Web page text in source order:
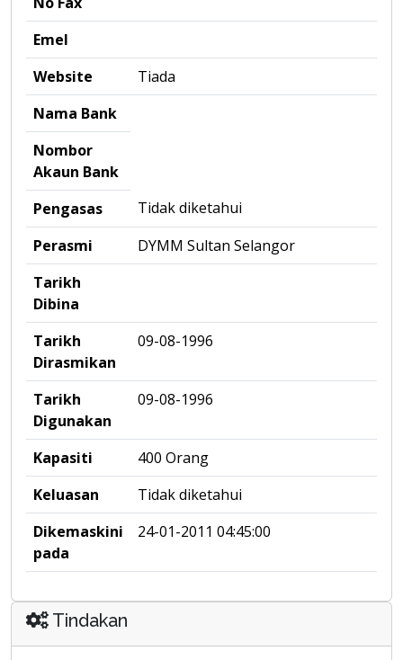
Emel
Website
Tiada
Nama Bank
Nombor
Akaun Bank
Pengasas
Tidak diketahui
Perasmi
DYMM Sultan Selangor
Tarikh
Dibina
Tarikh
Dirasmikan
09-08-1996
Tarikh
Digunakan
09-08-1996
Kapasiti
400 Orang
Keluasan
Tidak diketahui
Dikemaskini
pada
24-01-2011 04:45:00
Tindakan